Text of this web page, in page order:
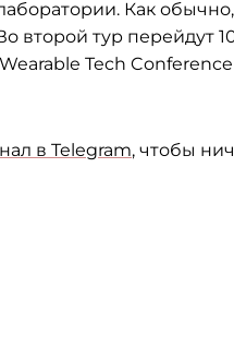
Как
второй тур перейдут
Tech
в Telegram, чтобы